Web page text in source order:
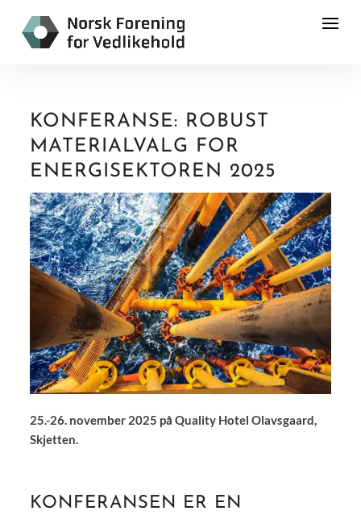
KONFERANSE: ROBUST
MATERIALVALG FOR
ENERGISEKTOREN 2025
25.-26. november 2025 på Quality Hotel Olavsgaard,
Skjetten.
KONFERANSEN ER EN